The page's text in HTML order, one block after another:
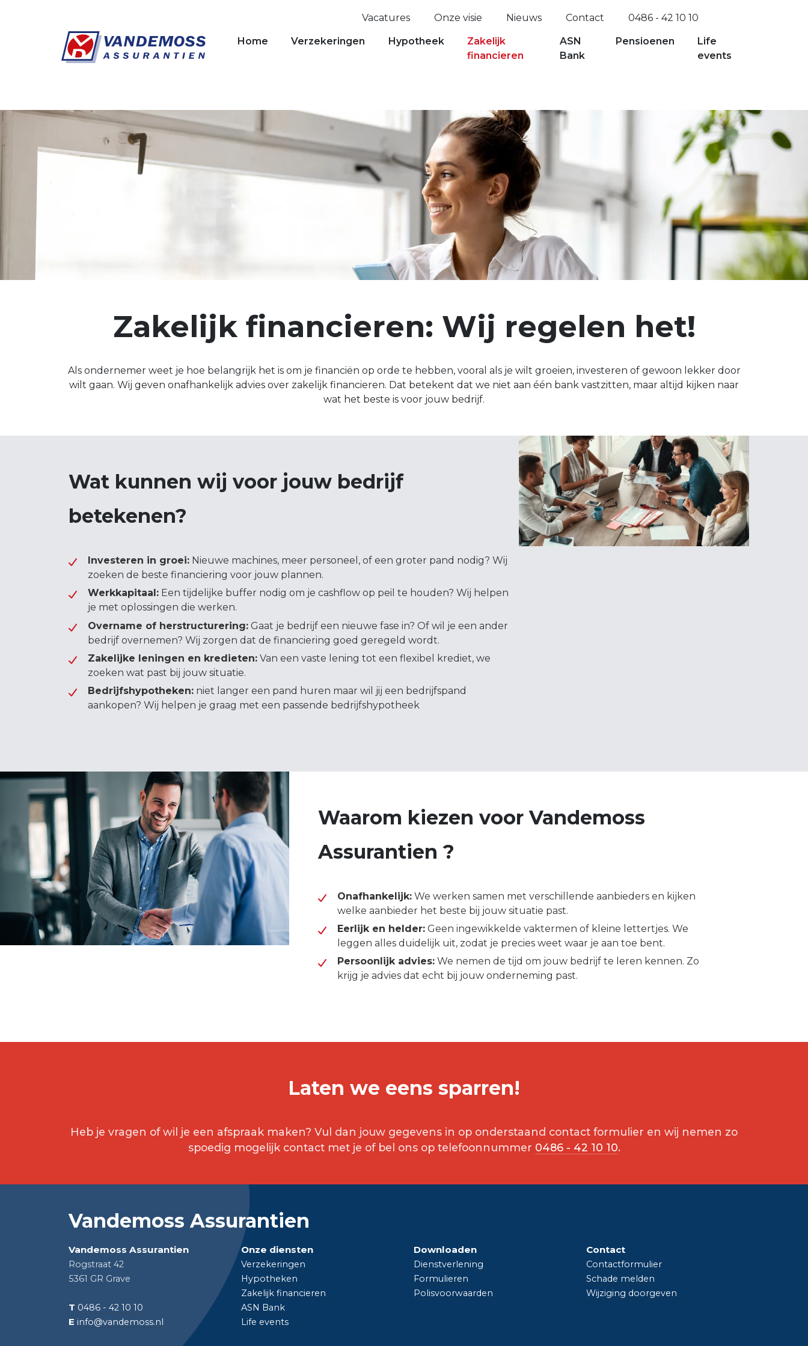
Vacatures
Onze visie Nieuws Contact 0486 - 42 10 10
Home Verzekeringen Hypotheek
Zakelijk
financieren
ASN
Bank
Pensioenen
Life
events
Zakelijk financieren: Wij regelen het!
Als ondernemer weet je hoe belangrijk het is om je financiën op orde te hebben, vooral als je wilt groeien, investeren of gewoon lekker door
wilt gaan. Wij geven onafhankelijk advies over zakelijk financieren. Dat betekent dat we niet aan één bank vastzitten, maar altijd kijken naar
wat het beste is voor jouw bedrijf.
Wat kunnen wij voor jouw bedrijf
betekenen?
Investeren in groei: Nieuwe machines, meer personeel, of een groter pand nodig? Wij
zoeken de beste financiering voor jouw plannen.
Werkkapitaal: Een tijdelijke buffer nodig om je cashflow op peil te houden? Wij helpen
je met oplossingen die werken.
Overname of herstructurering: Gaat je bedrijf een nieuwe fase in? Of wil je een ander
bedrijf overnemen? Wij zorgen dat de financiering goed geregeld wordt.
Zakelijke leningen en kredieten: Van een vaste lening tot een flexibel krediet, we
zoeken wat past bij jouw situatie.
Bedrijfshypotheken: niet langer een pand huren maar wil jij een bedrijfspand
aankopen? Wij helpen je graag met een passende bedrijfshypotheek
Waarom kiezen voor Vandemoss
Assurantien ?
Onafhankelijk:We werken samen met verschillende aanbieders en kijken
welke aanbieder het beste bij jouw situatie past.
Eerlijk en helder:Geen ingewikkelde vaktermen of kleine lettertjes. We
leggen alles duidelijk uit, zodat je precies weet waar je aan toe bent.
Persoonlijk advies:We nemen de tijd om jouw bedrijf te leren kennen. Zo
krijg je advies dat echt bij jouw onderneming past.
Laten we eens sparren!
Heb je vragen of wil je een afspraak maken? Vul dan jouw gegevens in op onderstaand contact formulier en wij nemen zo
spoedig mogelijk contact met je of bel ons op telefoonnummer 0486 - 42 10 10.
Vandemoss Assurantien
Vandemoss Assurantien
Rogstraat 42
5361 GR Grave
T 0486 - 42 10 10
E info@vandemoss.nl
Onze diensten
Verzekeringen
Hypotheken
Zakelijk financieren
ASN Bank
Life events
Downloaden
Dienstverlening
Formulieren
Polisvoorwaarden
Contact
Contactformulier
Schade melden
Wijziging doorgeven